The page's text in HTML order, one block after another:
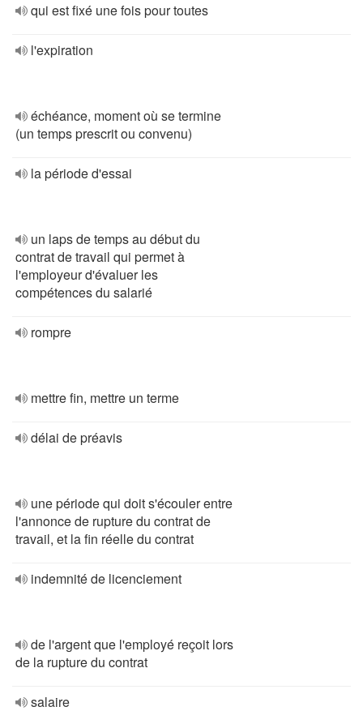
qui est fixé une fois pour toutes
l'expiration
échéance, moment où se termine
(un temps prescrit ou convenu)
la période d'essai
un laps de temps au début du
contrat de travail qui permet à
l'employeur d'évaluer les
compétences du salarié
rompre
mettre fin, mettre un terme
délai de préavis
une période qui doit s'écouler entre
l'annonce de rupture du contrat de
travail, et la fin réelle du contrat
indemnité de licenciement
de l'argent que l'employé reçoit lors
de la rupture du contrat
salaire